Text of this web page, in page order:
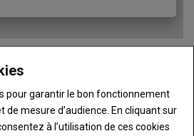
êtes abonné(e)
VOUS
pour garantir le bon fonctionnement
de mesure d’audience. En cliquant sur
à l’utilisation de ces cookies